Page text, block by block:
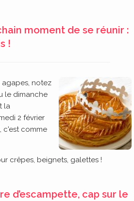
moment de se réunir :
!
agapes, notez
le dimanche
la
2 février
c'est comme
crêpes, beignets, galettes !
d’escampette, cap sur le